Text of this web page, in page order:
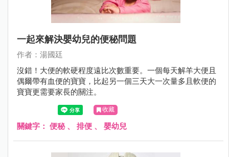
一起來解決嬰幼兒的便秘問題
作者：湯國廷
沒錯！大便的軟硬程度遠比次數重要。一個每天解羊大便且
偶爾帶有血便的寶寶，比起另一個三天大一次量多且軟便的
寶寶更需要家長的關注。
收藏
關鍵字： 便秘、 排便 、 嬰幼兒